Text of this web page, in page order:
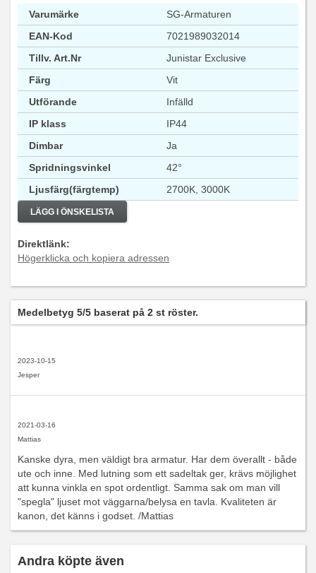
Varumärke
SG-Armaturen
EAN-Kod
7021989032014
Tillv. Art.Nr
Junistar Exclusive
Färg
Vit
Utförande
Infälld
IP klass
IP44
Dimbar
Ja
Spridningsvinkel
42°
Ljusfärg(färgtemp)
2700K, 3000K
LÄGG I ÖNSKELISTA
Direktlänk:
Högerklicka och kopiera adressen
Medelbetyg 5/5 baserat på 2 st röster.
2023-10-15
Jesper
2021-03-16
Mattias
Kanske dyra, men väldigt bra armatur. Har dem överallt - både
ute och inne. Med lutning som ett sadeltak ger, krävs möjlighet
att kunna vinkla en spot ordentligt. Samma sak om man vill
"spegla" ljuset mot väggarna/belysa en tavla. Kvaliteten är
kanon, det känns i godset. /Mattias
Andra köpte även